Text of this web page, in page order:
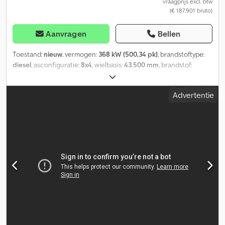
(€ 187.901 bruto)
Aanvragen Bellen
Toestand: nieuw, vermogen: 368 kW (500,34 pk), brandstoftype:
diesel, asconfiguratie:8x4, wielbasis:43.500 mm, brandstof:
, soort overbrenging:
Euro 6, Bouwjaar:2026, Uitrusting:ABS, AdBlue, Apple CarPlay,
Verwarmde spiegels - Bladvering - Differentieelslot - Geluidsarm -
Snelheidsbegrenzer - Airconditioning Crodpfx Aajzdbzvjnjf -
Luchtgeveerde stoelen - Regensensor - Achteruitrijcamera -
Advertentie